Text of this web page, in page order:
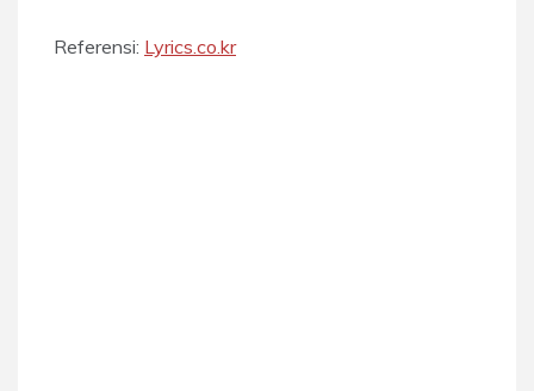
Referensi: Lyrics.co.kr